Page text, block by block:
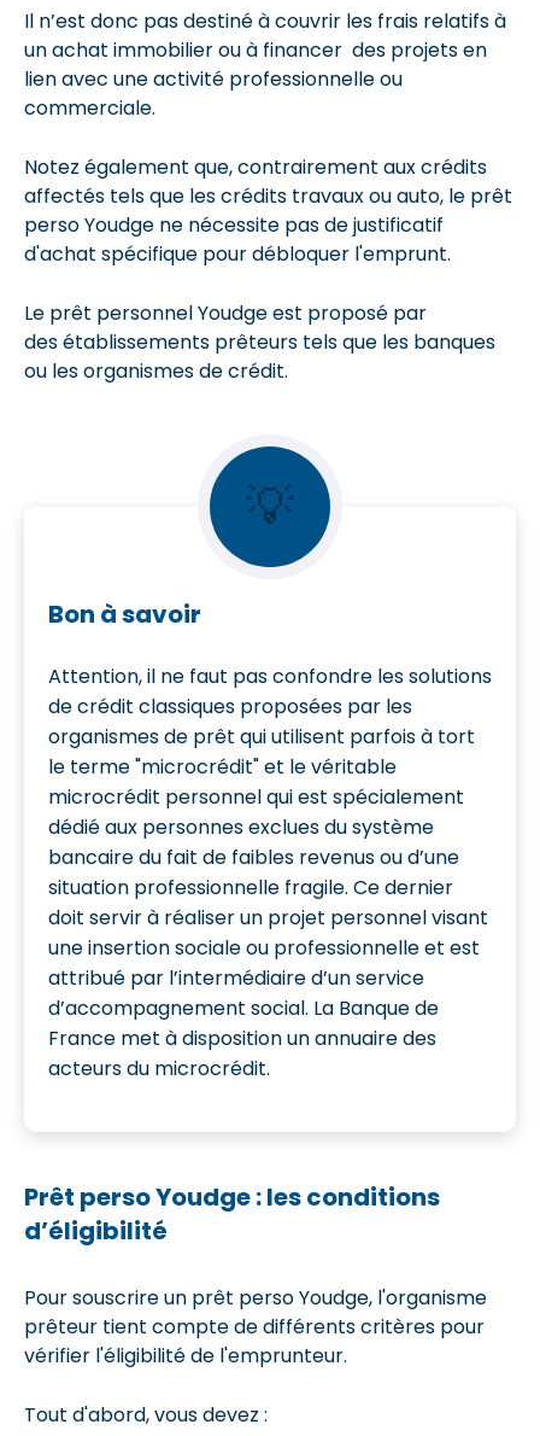
Il n’est donc pas destiné à couvrir les frais relatifs à
un achat immobilier ou à financer des projets en
lien avec une activité professionnelle ou
commerciale.
Notez également que, contrairement aux crédits
affectés tels que les crédits travaux ou auto, le prêt
perso Youdge ne nécessite pas de justificatif
d'achat spécifique pour débloquer l'emprunt.
Le prêt personnel Youdge est proposé par
des établissements prêteurs tels que les banques
ou les organismes de crédit.
💡
Bon à savoir
Attention, il ne faut pas confondre les solutions
de crédit classiques proposées par les
organismes de prêt qui utilisent parfois à tort
le terme "microcrédit" et le véritable
microcrédit personnel qui est spécialement
dédié aux personnes exclues du système
bancaire du fait de faibles revenus ou d’une
situation professionnelle fragile. Ce dernier
doit servir à réaliser un projet personnel visant
une insertion sociale ou professionnelle et est
attribué par l’intermédiaire d’un service
d’accompagnement social. La Banque de
France met à disposition un annuaire des
acteurs du microcrédit.
Prêt perso Youdge : les conditions
d’éligibilité
Pour souscrire un prêt perso Youdge, l'organisme
prêteur tient compte de différents critères pour
vérifier l'éligibilité de l'emprunteur.
Tout d'abord, vous devez :